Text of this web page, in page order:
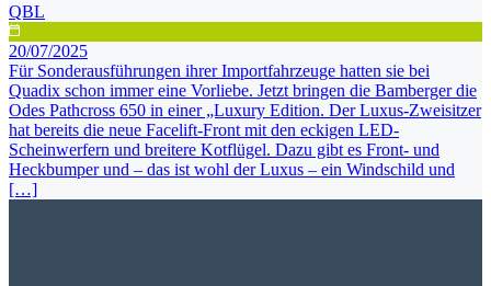
QBL
20/07/2025
Für Sonderausführungen ihrer Importfahrzeuge hatten sie bei
Quadix schon immer eine Vorliebe. Jetzt bringen die Bamberger die
Odes Pathcross 650 in einer „Luxury Edition. Der Luxus-Zweisitzer
hat bereits die neue Facelift-Front mit den eckigen LED-
Scheinwerfern und breitere Kotflügel. Dazu gibt es Front- und
Heckbumper und – das ist wohl der Luxus – ein Windschild und
[…]